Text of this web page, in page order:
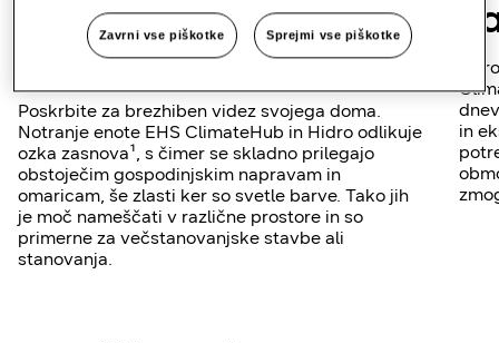
glede na različne
lokacije
Poskrbite za brezhiben videz svojega doma.
Notranje enote EHS ClimateHub in Hidro odlikuje
ozka zasnova¹, s čimer se skladno prilegajo
obstoječim gospodinjskim napravam in
omaricam, še zlasti ker so svetle barve. Tako jih
je moč nameščati v različne prostore in so
primerne za večstanovanjske stavbe ali
stanovanja.
in
Zavrni vse piškotke Sprejmi vse piškotke